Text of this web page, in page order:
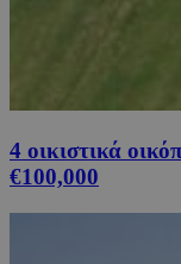
4 οικιστικά
€100,000